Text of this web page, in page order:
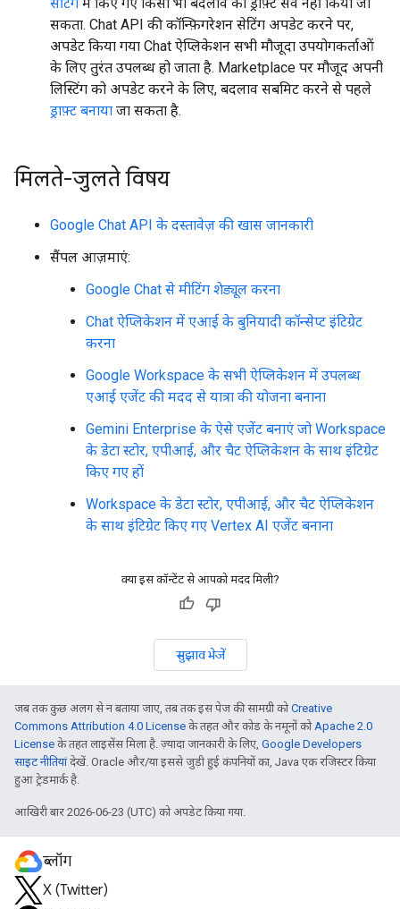
सकता. Chat API की कॉन्फ़िगरेशन सेटिंग अपडेट करने पर,
अपडेट किया गया Chat ऐप्लिकेशन सभी मौजूदा उपयोगकर्ताओं
के लिए तुरंत उपलब्ध हो जाता है. Marketplace पर मौजूद अपनी
लिस्टिंग को अपडेट करने के लिए, बदलाव सबमिट करने से पहले
ड्राफ़्ट बनाया जा सकता है.
मिलते-जुलते विषय
Google Chat API के दस्तावेज़ की खास जानकारी
सैंपल आज़माएं:
Google Chat से मीटिंग शेड्यूल करना
Chat ऐप्लिकेशन में एआई के बुनियादी कॉन्सेप्ट इंटिग्रेट
करना
Google Workspace के सभी ऐप्लिकेशन में उपलब्ध
एआई एजेंट की मदद से यात्रा की योजना बनाना
Gemini Enterprise के ऐसे एजेंट बनाएं जो Workspace
के डेटा स्टोर, एपीआई, और चैट ऐप्लिकेशन के साथ इंटिग्रेट
किए गए हों
Workspace के डेटा स्टोर, एपीआई, और चैट ऐप्लिकेशन
के साथ इंटिग्रेट किए गए Vertex AI एजेंट बनाना
क्या इस कॉन्टेंट से आपको मदद मिली?
सुझाव भेजें
जब तक कुछ अलग से न बताया जाए, तब तक इस पेज की सामग्री कोCreative
Commons Attribution 4.0 License के तहत और कोड के नमूनों कोApache 2.0
License के तहत लाइसेंस मिला है. ज़्यादा जानकारी के लिए, Google Developers
साइट नीतियांदेखें. Oracle और/या इससे जुड़ी हुई कंपनियों का, Java एक रजिस्टर किया
हुआ ट्रेडमार्क है.
आखिरी बार 2026-06-23 (UTC) को अपडेट किया गया.
ब्लॉग
X (Twitter)